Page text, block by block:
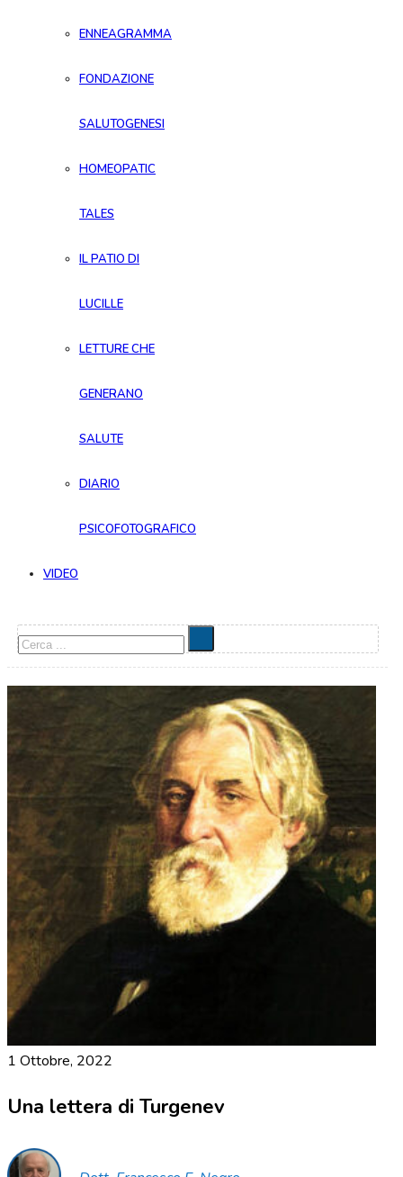
ENNEAGRAMMA
FONDAZIONE
SALUTOGENESI
HOMEOPATIC
TALES
IL PATIO DI
LUCILLE
LETTURE CHE
GENERANO
SALUTE
DIARIO
PSICOFOTOGRAFICO
VIDEO
Cerca
1 Ottobre, 2022
Una lettera di Turgenev